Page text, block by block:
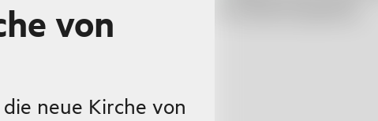
von
die neue Kirche von